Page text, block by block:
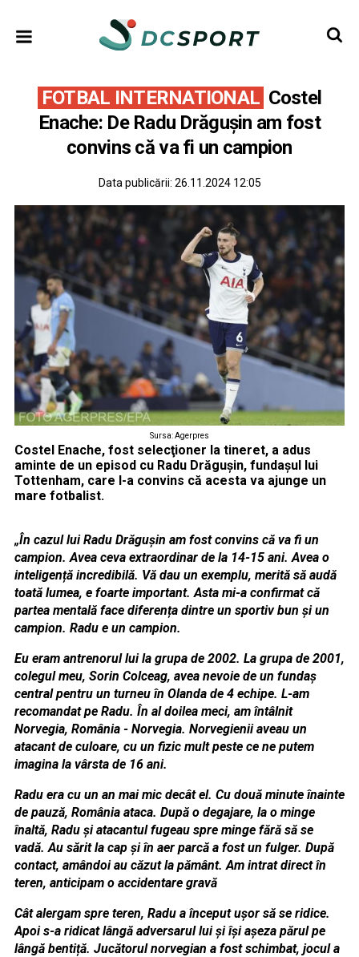
FOTBAL INTERNATIONAL Costel
Enache: De Radu Drăguşin am fost
convins că va fi un campion
Data publicării: 26.11.2024 12:05
Sursa: Agerpres
Costel Enache, fost selecţioner la tineret, a adus
aminte de un episod cu Radu Drăguşin, fundaşul lui
Tottenham, care l-a convins că acesta va ajunge un
mare fotbalist.
„În cazul lui Radu Drăgușin am fost convins că va fi un
campion. Avea ceva extraordinar de la 14-15 ani. Avea o
inteligență incredibilă. Vă dau un exemplu, merită să audă
toată lumea, e foarte important. Asta mi-a confirmat că
partea mentală face diferența dintre un sportiv bun și un
campion. Radu e un campion.
Eu eram antrenorul lui la grupa de 2002. La grupa de 2001,
colegul meu, Sorin Colceag, avea nevoie de un fundaș
central pentru un turneu în Olanda de 4 echipe. L-am
recomandat pe Radu. În al doilea meci, am întâlnit
Norvegia, România - Norvegia. Norvegienii aveau un
atacant de culoare, cu un fizic mult peste ce ne putem
imagina la vârsta de 16 ani.
Radu era cu un an mai mic decât el. Cu două minute înainte
de pauză, România ataca. După o degajare, la o minge
înaltă, Radu și atacantul fugeau spre minge fără să se
vadă. Au sărit la cap și în aer parcă a fost un fulger. După
contact, amândoi au căzut la pământ. Am intrat direct în
teren, anticipam o accidentare gravă
Cât alergam spre teren, Radu a început ușor să se ridice.
Apoi s-a ridicat lângă adversarul lui și își așeza părul pe
lângă bentiță. Jucătorul norvegian a fost schimbat, jocul a